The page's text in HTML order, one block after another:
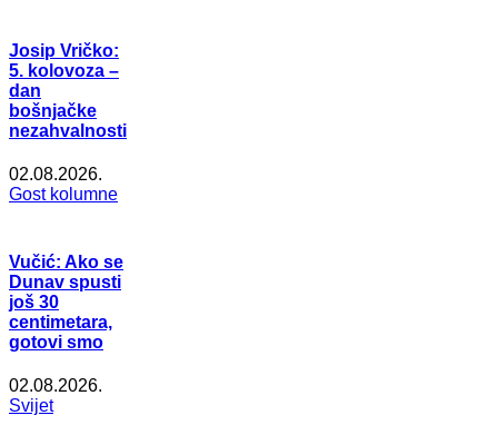
Josip Vričko:
5. kolovoza –
dan
bošnjačke
nezahvalnosti
02.08.2026.
Gost kolumne
Vučić: Ako se
Dunav spusti
još 30
centimetara,
gotovi smo
02.08.2026.
Svijet